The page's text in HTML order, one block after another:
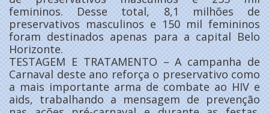
femininos. Desse total, 8,1 milhões de
preservativos masculinos e 150 mil femininos
foram destinados apenas para a capital Belo
Horizonte.
TESTAGEM E TRATAMENTO – A campanha de
Carnaval deste ano reforça o preservativo como
a mais importante arma de combate ao HIV e
aids, trabalhando a mensagem de prevenção